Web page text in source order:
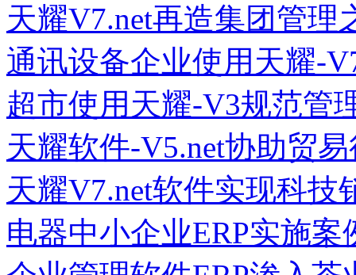
天耀V7.net再造集团管理
通讯设备企业使用天耀-
超市使用天耀-V3规范管
天耀软件-V5.net协助贸
天耀V7.net软件实现科技
电器中小企业ERP实施案